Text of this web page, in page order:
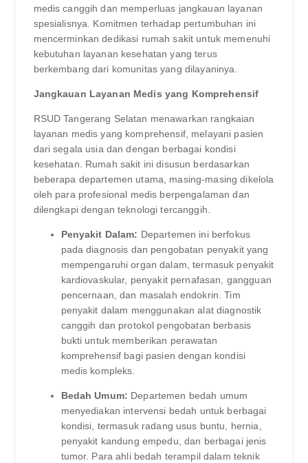
medis canggih dan memperluas jangkauan layanan
spesialisnya. Komitmen terhadap pertumbuhan ini
mencerminkan dedikasi rumah sakit untuk memenuhi
kebutuhan layanan kesehatan yang terus
berkembang dari komunitas yang dilayaninya.
Jangkauan Layanan Medis yang Komprehensif
RSUD Tangerang Selatan menawarkan rangkaian
layanan medis yang komprehensif, melayani pasien
dari segala usia dan dengan berbagai kondisi
kesehatan. Rumah sakit ini disusun berdasarkan
beberapa departemen utama, masing-masing dikelola
oleh para profesional medis berpengalaman dan
dilengkapi dengan teknologi tercanggih.
Penyakit Dalam: Departemen ini berfokus
pada diagnosis dan pengobatan penyakit yang
mempengaruhi organ dalam, termasuk penyakit
kardiovaskular, penyakit pernafasan, gangguan
pencernaan, dan masalah endokrin. Tim
penyakit dalam menggunakan alat diagnostik
canggih dan protokol pengobatan berbasis
bukti untuk memberikan perawatan
komprehensif bagi pasien dengan kondisi
medis kompleks.
Bedah Umum: Departemen bedah umum
menyediakan intervensi bedah untuk berbagai
kondisi, termasuk radang usus buntu, hernia,
penyakit kandung empedu, dan berbagai jenis
tumor. Para ahli bedah terampil dalam teknik